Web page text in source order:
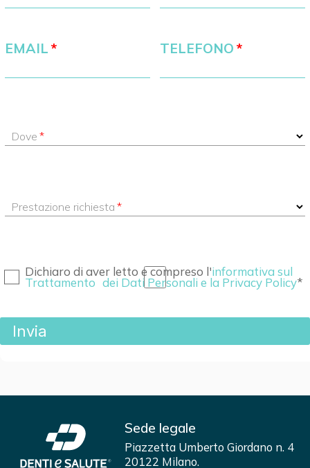
EMAIL TELEFONO
Dove
Prestazione richiesta
Dichiaro di aver letto e compreso l'informativa sul
Trattamento dei Dati Personali e la Privacy Policy
Sede legale
Piazzetta Umberto Giordano n. 4
20122 Milano.